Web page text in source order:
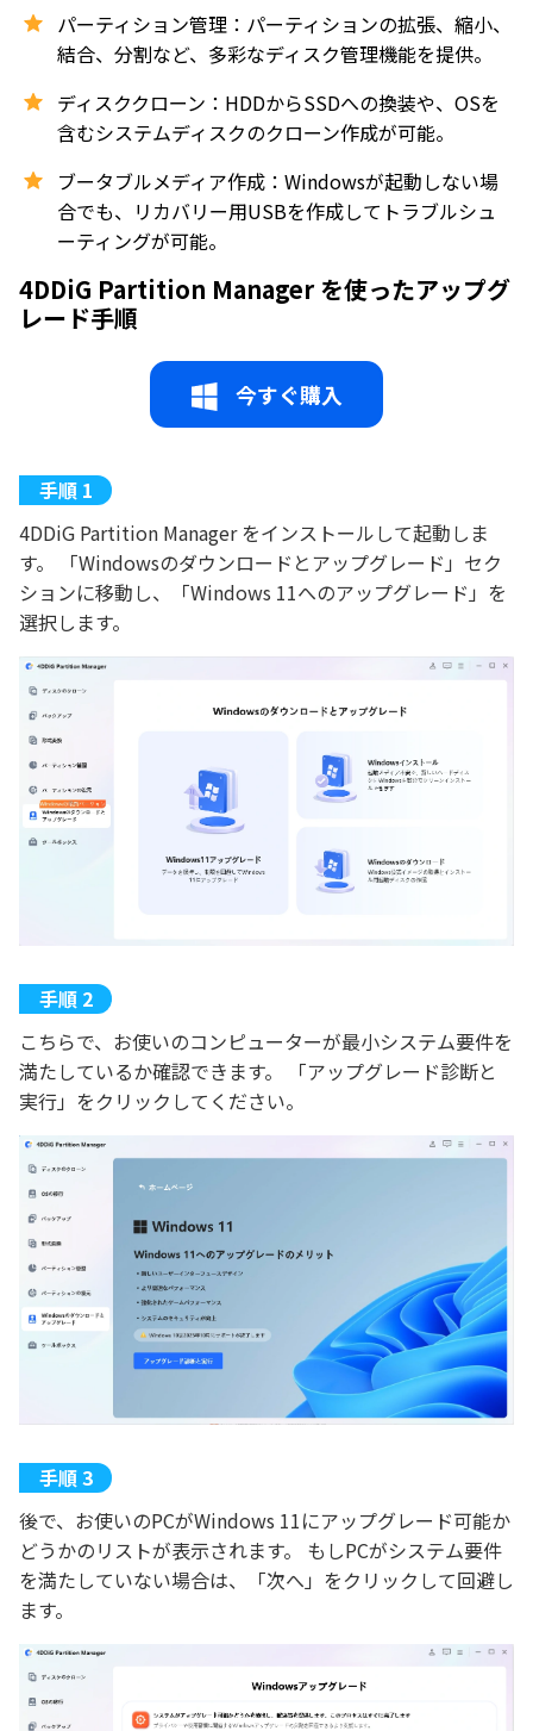
パーティション管理：パーティションの拡張、縮小、
結合、分割など、多彩なディスク管理機能を提供。
ディスククローン：HDDからSSDへの換装や、OSを
含むシステムディスクのクローン作成が可能。
ブータブルメディア作成：Windowsが起動しない場
合でも、リカバリー用USBを作成してトラブルシュ
ーティングが可能。
4DDiG Partition Manager を使ったアップグ
レード手順
今すぐ購入
4DDiG Partition Manager をインストールして起動しま
す。 「Windowsのダウンロードとアップグレード」セク
ションに移動し、「Windows 11へのアップグレード」を
選択します。
こちらで、お使いのコンピューターが最小システム要件を
満たしているか確認できます。 「アップグレード診断と
実行」をクリックしてください。
後で、お使いのPCがWindows 11にアップグレード可能か
どうかのリストが表示されます。 もしPCがシステム要件
を満たしていない場合は、「次へ」をクリックして回避し
ます。